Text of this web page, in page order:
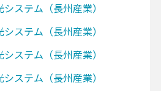
システム（長州産業）
システム（長州産業）
システム（長州産業）
システム（長州産業）